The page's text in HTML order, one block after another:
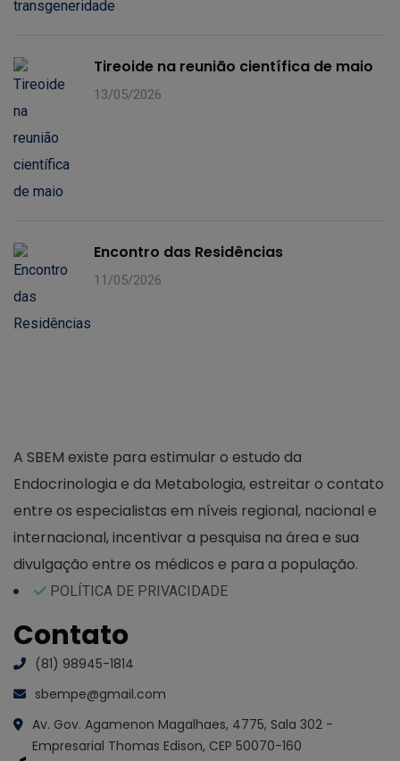
Tireoide na reunião científica de maio
13/05/2026
Encontro das Residências
11/05/2026
A SBEM existe para estimular o estudo da
Endocrinologia e da Metabologia, estreitar o contato
entre os especialistas em níveis regional, nacional e
internacional, incentivar a pesquisa na área e sua
divulgação entre os médicos e para a população.
POLÍTICA DE PRIVACIDADE
Contato
(81) 98945-1814
sbempe@gmail.com
Av. Gov. Agamenon Magalhaes, 4775, Sala 302 -
Empresarial Thomas Edison, CEP 50070-160